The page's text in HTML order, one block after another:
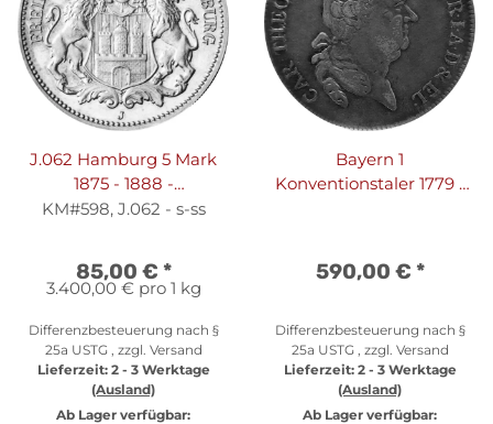
J.062 Hamburg 5 Mark
1875 - 1888 -
Stadtwappen - Silber s-ss
KM#598, J.062 - s-ss
85,00 € *
3.400,00 € pro 1 kg
Differenzbesteuerung nach §
25a USTG , zzgl. Versand
Lieferzeit: 2 - 3 Werktage
(Ausland)
Ab Lager verfügbar:
Bayern 1
Konventionstaler 1779 -
590,00 € *
Differenzbesteuerung nach §
25a USTG , zzgl. Versand
Lieferzeit: 2 - 3 Werktage
(Ausland)
Ab Lager verfügbar: